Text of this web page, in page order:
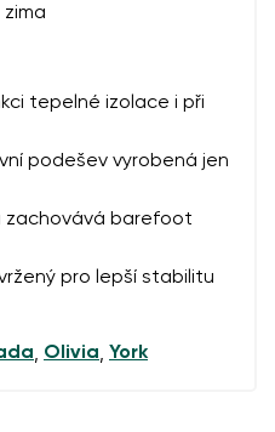
zima
tepelné izolace i při
podešev vyrobená jen
zachovává barefoot
pro lepší stabilitu
, Olivia, York